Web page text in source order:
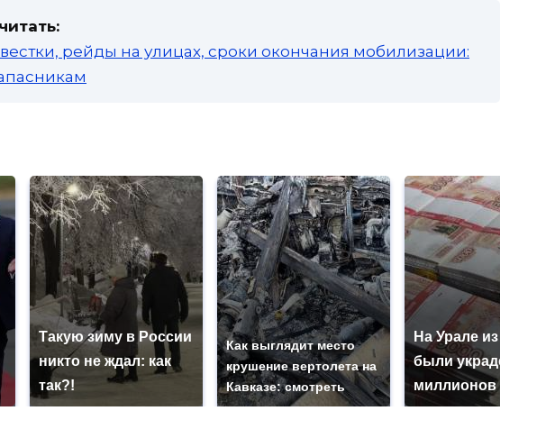
рейды на улицах, сроки окончания мобилизации:
Такую зиму в России
никто не ждал: как
так?!
Как выглядит место
крушение вертолета на
Кавказе: смотреть
На Урале из казны
были украдены 18
миллионов рублей